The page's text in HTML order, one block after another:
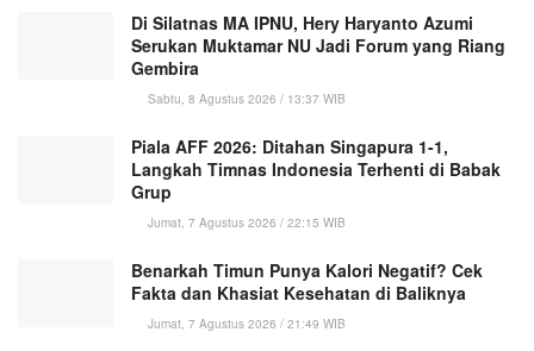
Di Silatnas MA IPNU, Hery Haryanto Azumi
Serukan Muktamar NU Jadi Forum yang Riang
Gembira
Sabtu, 8 Agustus 2026 / 13:37 WIB
Piala AFF 2026: Ditahan Singapura 1-1,
Langkah Timnas Indonesia Terhenti di Babak
Grup
Jumat, 7 Agustus 2026 / 22:15 WIB
Benarkah Timun Punya Kalori Negatif? Cek
Fakta dan Khasiat Kesehatan di Baliknya
Jumat, 7 Agustus 2026 / 21:49 WIB